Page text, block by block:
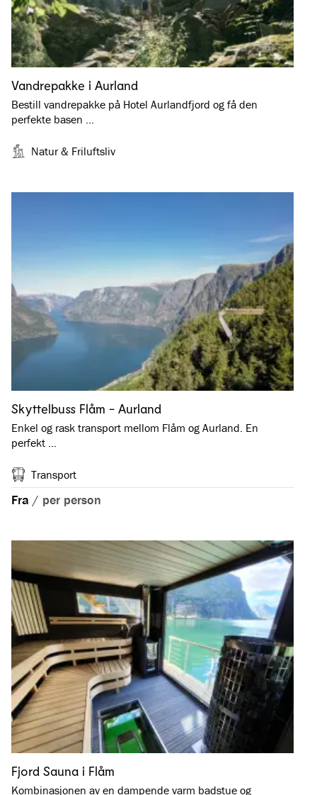
Vandrepakke i Aurland
Bestill vandrepakke på Hotel Aurlandfjord og få den
perfekte basen …
Natur & Friluftsliv
Skyttelbuss Flåm - Aurland
Enkel og rask transport mellom Flåm og Aurland. En
perfekt …
Transport
Fra / per person
Fjord Sauna i Flåm
Kombinasjonen av en dampende varm badstue og